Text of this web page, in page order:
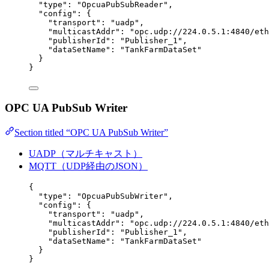
"type" : "OpcuaPubSubReader" ,
"config" : {
"transport" : " uadp " ,
"multicastAddr" : "opc.udp://224.0.5.1:4840/
"publisherId" : " Publisher_1 " ,
"dataSetName" : "TankFarmDataSet "
}
}
OPC UA PubSub Writer
Section titled “OPC UA PubSub Writer”
UADP（マルチキャスト）
MQTT（UDP経由のJSON）
{
"type" : "OpcuaPubSubWriter" ,
"config" : {
"transport" : " uadp " ,
"multicastAddr" : "opc.udp://224.0.5.1:4840/
"publisherId" : " Publisher_1 " ,
"dataSetName" : "TankFarmDataSet "
}
}